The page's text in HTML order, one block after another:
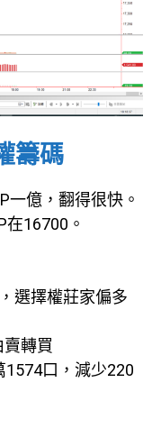
籌碼
一億，翻得很快。
在16700。
選擇權莊家偏多
轉買
口，減少220